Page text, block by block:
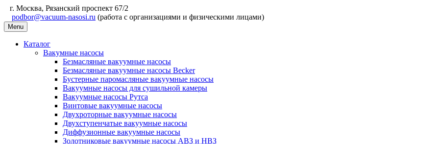
г. Москва, Рязанский проспект 67/2
podbor@vacuum-nasosi.ru (работа с организациями и физическими лицами)
Menu
Каталог
Вакумные насосы
Безмасляные вакуумные насосы
Безмасляные вакуумные насосы Becker
Бустерные паромасляные вакуумные насосы
Вакуумные насосы для сушильной камеры
Вакуумные насосы Рутса
Винтовые вакуумные насосы
Двухроторные вакуумные насосы
Двухступенчатые вакуумные насосы
Диффузионные вакуумные насосы
Золотниковые вакуумные насосы АВЗ и НВЗ